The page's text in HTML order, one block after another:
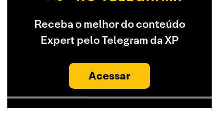
Receba o melhor do conteúdo
Expert pelo Telegram da XP
Acessar